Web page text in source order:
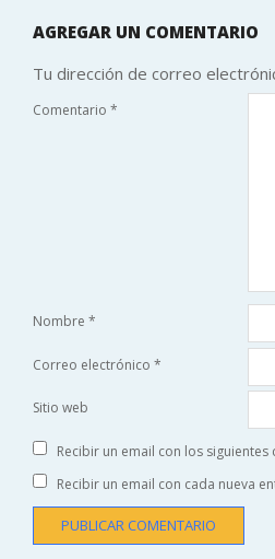
AGREGAR UN COMENTARIO
Tu dirección de correo
Comentario *
Nombre *
Correo electrónico *
Sitio web
Recibir un email con los
Recibir un email con cada nueva